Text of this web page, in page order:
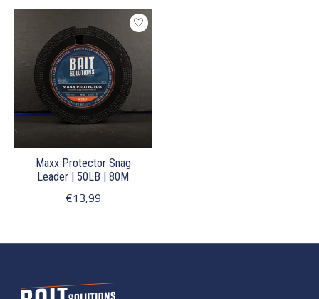
Maxx Protector Snag
Leader | 50LB | 80M
€13,99